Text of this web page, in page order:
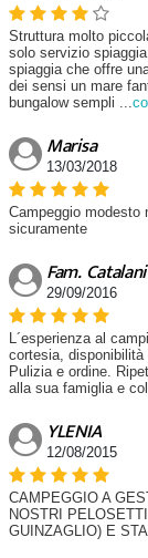
Struttura molto
solo servizio
spiaggia che offre
dei sensi un mare
bungalow sempli ...
Marisa
13/03/2018
Campeggio modesto
sicuramente
Fam. Catalani
29/09/2016
L´esperienza al
cortesia,
Pulizia e ordine.
alla sua famiglia e
YLENIA
12/08/2015
CAMPEGGIO A
NOSTRI
GUINZAGLIO) E